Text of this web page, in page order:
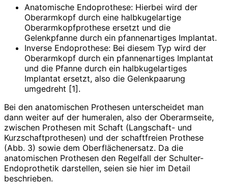
Anatomische Endoprothese: Hierbei wird der
Oberarmkopf durch eine halbkugelartige
Oberarmkopfprothese ersetzt und die
Gelenkpfanne durch ein pfannenartiges Implantat.
Inverse Endoprothese: Bei diesem Typ wird der
Oberarmkopf durch ein pfannenartiges Implantat
und die Pfanne durch ein halb­kugelartiges
Implantat ersetzt, also die Gelenkpaarung
umgedreht [1].
Bei den anatomischen Prothesen unterscheidet man
dann weiter auf der humeralen, also der Oberarmseite,
zwischen Prothesen mit Schaft (Langschaft- und
Kurzschaftprothesen) und der schaftfreien Prothese
(Abb. 3) sowie dem Oberflächenersatz. Da die
anatomischen Prothesen den Regelfall der Schulter-
Endoprothetik darstellen, seien sie hier im Detail
beschrieben.